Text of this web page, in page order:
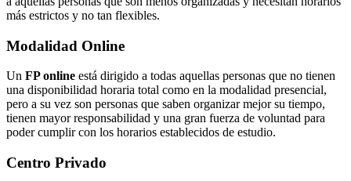
más estrictos y no tan flexibles.
Modalidad Online
Un FP online está dirigido a todas aquellas personas que no tienen
una disponibilidad horaria total como en la modalidad presencial,
pero a su vez son personas que saben organizar mejor su tiempo,
tienen mayor responsabilidad y una gran fuerza de voluntad para
poder cumplir con los horarios establecidos de estudio.
Centro Privado